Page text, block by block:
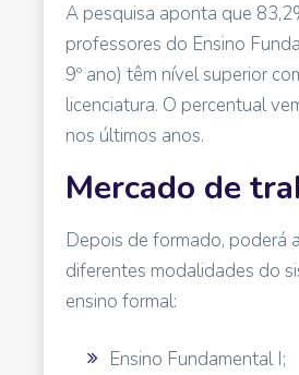
A pesquisa aponta que
professores do Ensino
9º ano) têm nível superior
licenciatura. O percentual
nos últimos anos.
Mercado de
Depois de formado, poderá
diferentes modalidades do
ensino formal:
Ensino Fundamental I;